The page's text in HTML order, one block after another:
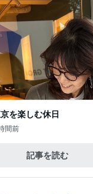
を楽しむ休日
間前
記事を読む
トピックス 1日前